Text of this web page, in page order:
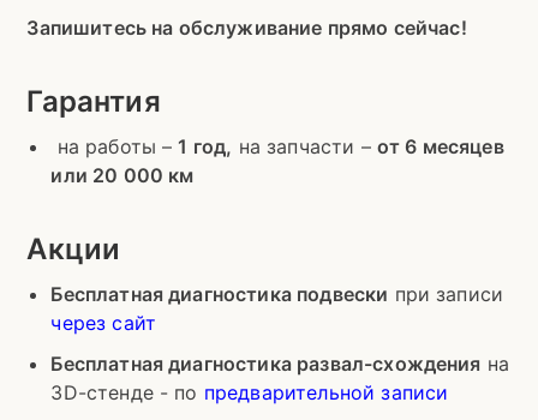
Запишитесь на обслуживание прямо сейчас!
Гарантия
на работы –1 год, на запчасти – от 6 месяцев
или 20 000 км
Акции
Бесплатная диагностика подвески при записи
через сайт
Бесплатная диагностика развал-схождения на
3D-стенде - по предварительной записи